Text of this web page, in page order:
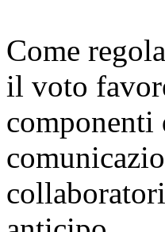
Come
il voto